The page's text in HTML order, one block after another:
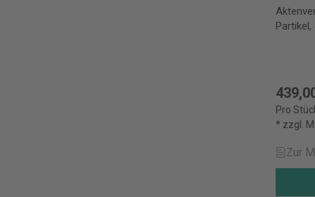
Pro
* zzgl.
Zur